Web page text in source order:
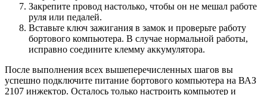
Закрепите провод настолько, чтобы он не мешал работе
руля или педалей.
Вставьте ключ зажигания в замок и проверьте работу
бортового компьютера. В случае нормальной работы,
исправно соедините клемму аккумулятора.
После выполнения всех вышеперечисленных шагов вы
успешно подключите питание бортового компьютера на ВАЗ
2107 инжектор. Осталось только настроить компьютер и